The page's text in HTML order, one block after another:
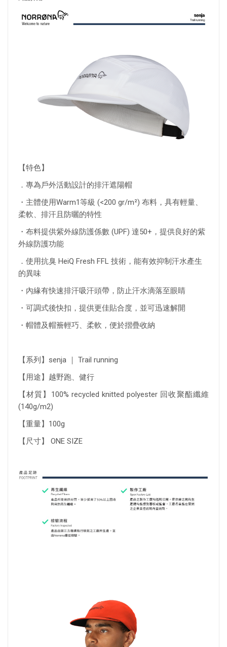
【特色】
．專為戶外活動設計的排汗遮陽帽
・主體使用Warm1等級 (<200 gr/m²) 布料 ，具有輕量、
柔軟、排汗且防曬的特性
・布料提供紫外線防護係數 (UPF) 達50+，提供良好的紫
外線防護功能
．使用抗臭 HeiQ Fresh FFL 技術，能有效抑制汗水產生
的異味
・內緣有快速排汗吸汗頭帶，防止汗水滴落至眼睛
・可調式後快扣，提供更佳貼合度，並可迅速解開
・帽體及帽簷輕巧、柔軟，便於摺疊收納
【系列】senja ｜ Trail running
【用途】越野跑、健行
【材質】100% recycled knitted polyester 回收聚酯纖維
(140g/m2)
【重量】100g
【尺寸】 ONE SIZE